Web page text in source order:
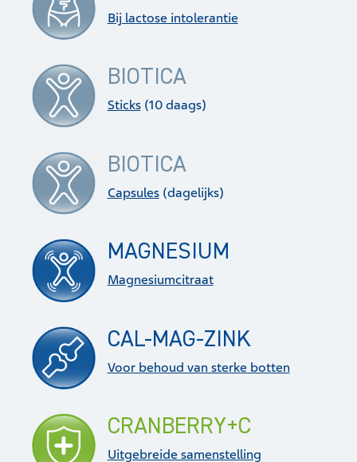
Bij lactose intolerantie
BIOTICA
Sticks(10 daags)
BIOTICA
Capsules(dagelijks)
MAGNESIUM
Magnesiumcitraat
CAL-MAG-ZINK
Voor behoud van sterke botten
CRANBERRY+C
Uitgebreide samenstelling